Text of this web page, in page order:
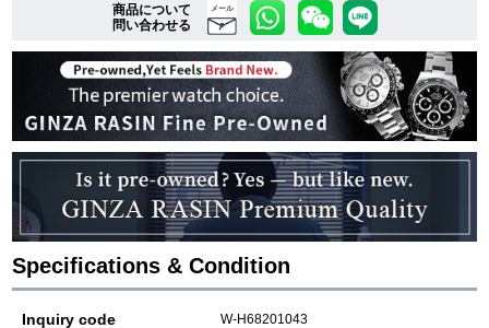
複数条件で商品を絞り込む
詳細検索はこちら
ご利用ガイド
GINZA RASINのプレミアムクオリティについて
送料・お支払方法
商品について
問い合わせる
メール
Specifications & Condition
Inquiry code W-H68201043